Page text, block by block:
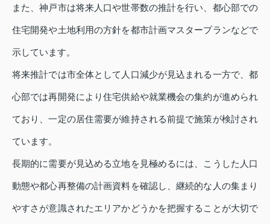
また、神戸市は将来人口や世帯数の推計を行い、都心部での
住宅開発や土地利用の方針を都市計画マスタープランなどで
示しています。
将来推計では市全体として人口減少が見込まれる一方で、都
心部では再開発により住宅供給や就業機会の集約が進められ
ており、一定の居住需要が維持される前提で施策が検討され
ています。
長期的に需要が見込める立地を見極めるには、こうした人口
動態や都心再整備の計画資料を確認し、継続的な人の集まり
やすさが意識されたエリアかどうかを把握することが大切で